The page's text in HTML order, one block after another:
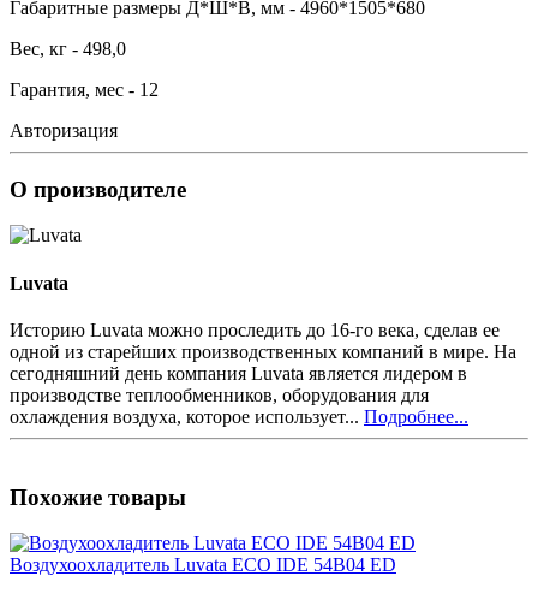
Габаритные размеры Д*Ш*В, мм - 4960*1505*680
Вес, кг - 498,0
Гарантия, мес - 12
Авторизация
О производителе
Luvata
Историю Luvata можно проследить до 16-го века, сделав ее
одной из старейших производственных компаний в мире. На
сегодняшний день компания Luvata является лидером в
производстве теплообменников, оборудования для
охлаждения воздуха, которое использует... Подробнее...
Похожие товары
Воздухоохладитель Luvata ECO IDE 54B04 ED